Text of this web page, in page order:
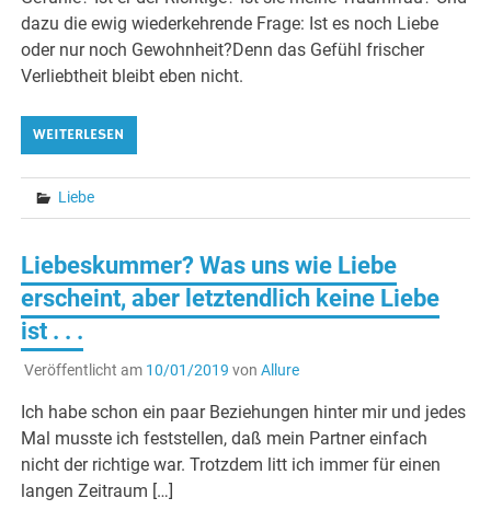
dazu die ewig wiederkehrende Frage: Ist es noch Liebe
oder nur noch Gewohnheit?Denn das Gefühl frischer
Verliebtheit bleibt eben nicht.
WEITERLESEN
Liebe
Liebeskummer? Was uns wie Liebe
erscheint, aber letztendlich keine Liebe
ist . . .
Veröffentlicht am 10/01/2019 von Allure
Ich habe schon ein paar Beziehungen hinter mir und jedes
Mal musste ich feststellen, daß mein Partner einfach
nicht der richtige war. Trotzdem litt ich immer für einen
langen Zeitraum […]